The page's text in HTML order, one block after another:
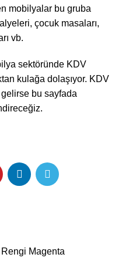
mobilyalar bu gruba
çocuk masaları,
vb.
sektöründe KDV
kulağa dolaşıyor. KDV
bu sayfada
Rengi Magenta